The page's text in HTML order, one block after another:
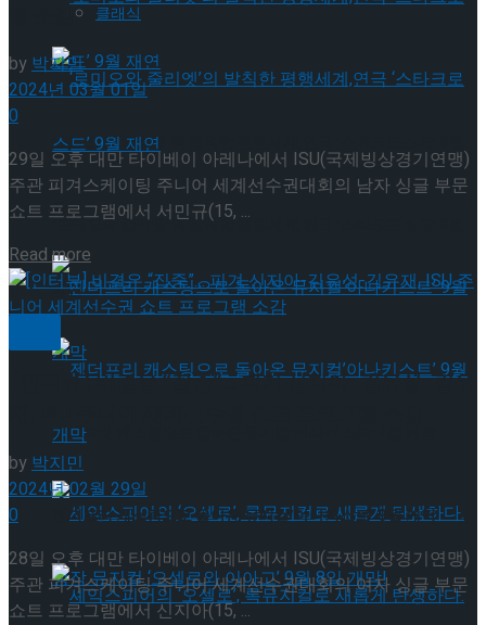
‘로미오와 줄리엣’의 발칙한 평행세계,연극 ‘스타크로스드’ 9월
재연
젠더프리 캐스팅으로 돌아온 뮤지컬’아나키스트’ 9월 개막
클래식
‘로미오와 줄리엣’의 발칙한 평행세계,연극 ‘스타크로스드’ 9월
재연
젠더프리 캐스팅으로 돌아온 뮤지컬’아나키스트’ 9월 개막
by박지민
2024년 03월 01일
0
29일 오후 대만 타이베이 아레나에서 ISU(국제빙상경기연맹)
주관 피겨스케이팅 주니어 세계선수권대회의 남자 싱글 부문
쇼트 프로그램에서 서민규(15, ...
Read more
[인터뷰] 비결은 “집중”… 피겨 신지아-김유성-김유
by 박지민
2024년 02월 29일
0
28일 오후 대만 타이베이 아레나에서 ISU(국제빙상경기연맹)
주관 피겨스케이팅 주니어 세계선수권대회의 여자 싱글 부문
쇼트 프로그램에서 신지아(15, ...